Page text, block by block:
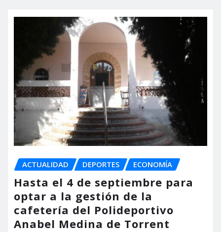
ACTUALIDAD DEPORTES ECONOMÍA
Hasta el 4 de septiembre para
optar a la gestión de la
cafetería del Polideportivo
Anabel Medina de Torrent